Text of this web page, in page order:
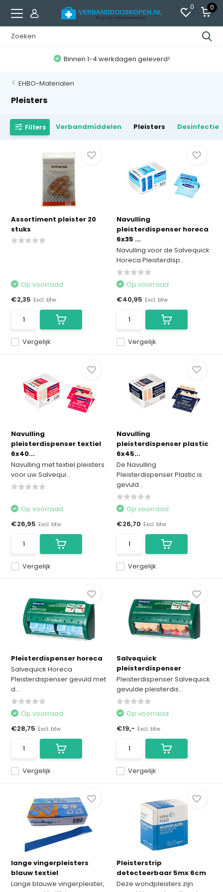
0 0
Binnen 1-4 werkdagen geleverd!
EHBO-Materialen
Pleisters
Filters Verbandmiddelen Pleisters Desinfectie
Assortiment pleister 20
stuks
Vergelijk
Op voorraad
€2,35 Excl. btw
Navulling
pleisterdispenser horeca
6x35 ...
Navulling voor de Salvequick
Horeca Pleisterdisp...
Vergelijk
Op voorraad
€40,95 Excl. btw
Navulling
pleisterdispenser textiel
6x40...
Navulling met textiel pleisters
voor uw Salvequi...
Vergelijk
Op voorraad
€26,95 Excl. btw
Navulling
pleisterdispenser plastic
6x45...
De Navulling
Pleisterdispenser Plastic is
gevuld...
Vergelijk
Op voorraad
€26,70 Excl. btw
Pleisterdispenser horeca
Salvequick Horeca
Pleisterdispenser gevuld met
d...
Vergelijk
Op voorraad
€28,75 Excl. btw
Salvequick
pleisterdispenser
Pleisterdispenser Salvequick
gevulde pleisterdis...
Vergelijk
Op voorraad
€19,- Excl. btw
lange vingerpleisters
blauw textiel
Lange blauwe vingerpleister,
Pleisterstrip
detecteerbaar 5mx 6cm
Deze wondpleisters zijn